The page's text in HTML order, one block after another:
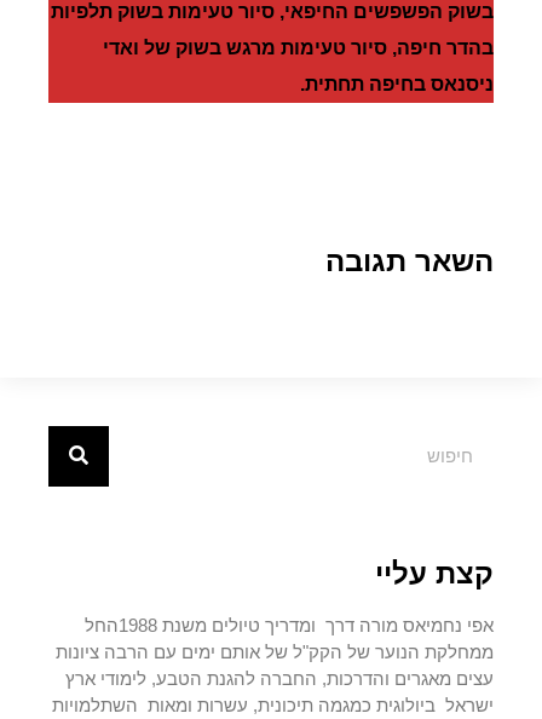
בשוק הפשפשים החיפאי, סיור טעימות בשוק תלפיות
בהדר חיפה, סיור טעימות מרגש בשוק של ואדי
ניסנאס בחיפה תחתית.
השאר תגובה
קצת עליי
אפי נחמיאס מורה דרך ומדריך טיולים משנת 1988החל
ממחלקת הנוער של הקק"ל של אותם ימים עם הרבה ציונות
עצים מאגרים והדרכות, החברה להגנת הטבע, לימודי ארץ
ישראל ביולוגית כמגמה תיכונית, עשרות ומאות השתלמויות